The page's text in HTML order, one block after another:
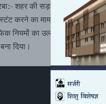
शहर की सड़कों पर कानून
करने का मामला सामने आया
नियमों का उल्लंघन करते नजर
दिया।